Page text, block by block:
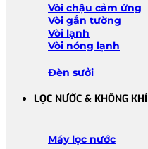
Vòi chậu cảm ứng
Vòi gắn tường
Vòi lạnh
Vòi nóng lạnh
Đèn sưởi
LỌC NƯỚC & KHÔNG KHÍ
Máy lọc nước